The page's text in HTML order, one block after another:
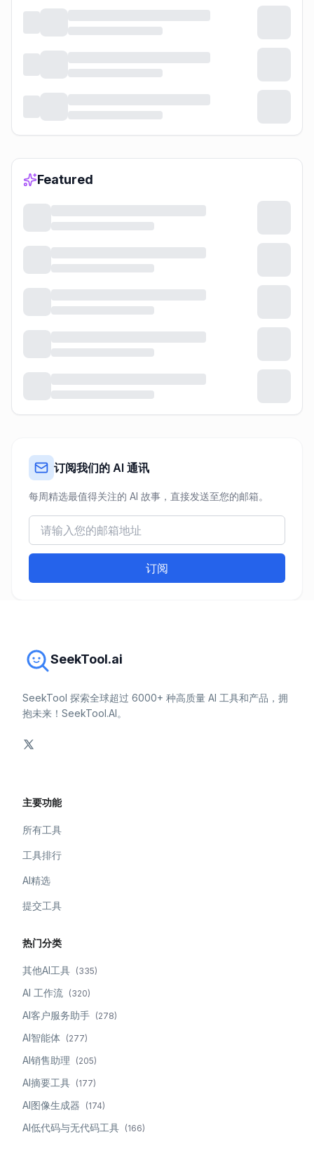
Featured
订阅我们的 AI 通讯
每周精选最值得关注的 AI 故事，直接发送至您的邮箱。
订阅
SeekTool.ai
SeekTool 探索全球超过 6000+ 种高质量 AI 工具和产品，拥
抱未来！SeekTool.AI。
主要功能
所有工具
工具排行
AI精选
提交工具
热门分类
其他AI工具 (335)
AI 工作流 (320)
AI客户服务助手 (278)
AI智能体 (277)
AI销售助理 (205)
AI摘要工具 (177)
AI图像生成器 (174)
AI低代码与无代码工具 (166)